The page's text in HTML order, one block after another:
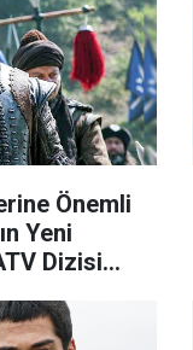
Önemli
Yeni
Dizisi